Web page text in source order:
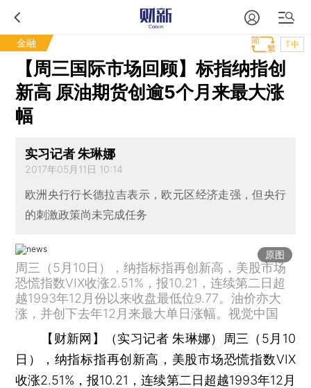
金融 T中
【周三国际市场回顾】标指纳指创
新高 原油期货创逾5个月来最大涨
幅
实习记者 朱琳娜
2017年05月11日 10:14
欧洲央行行长德拉吉表示，欧元区经济走强，但央行
的刺激政策尚未完成任务
原图
周三（5月10日），纳指标指再创新高，美股市场
恐慌指数VIX收涨2.51%，报10.21，连续第二日超
越1993年12月份以来收盘最低位9.77。油价亦大
涨，并创下去年12月来最大单日涨幅。视觉中国
【财新网】（实习记者 朱琳娜）
周三（5月10
日），纳指标指再创新高，美股市场恐慌指数VIX
收涨2.51%，报10.21，连续第二日超越1993年12月